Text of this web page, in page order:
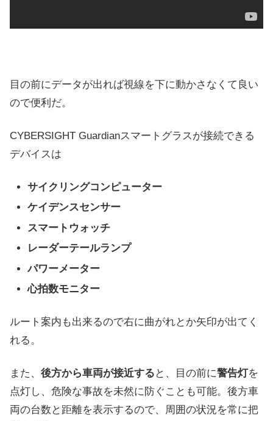
目の前にデータが出れば視線を下に動かさなくて良い
ので便利だ。
CYBERSIGHT Guardianスマートグラスが接続できる
デバイスは
サイクリングコンピューター
ケイデンスセンサー
スマートウォッチ
レーダーテールランプ
パワーメーター
心拍数モニター
ルート案内も出来るので右に曲がれとか矢印が出てく
れる。
また、 後方から車両が接近する と、目の前に警告灯を
点灯し、危険な事故を未然に防ぐことも可能。後方車
両の台数と距離を表示するので、周囲の状況を常に把